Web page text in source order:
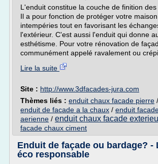
L'enduit constitue la couche de finition des
Il a pour fonction de protéger votre
intempéries tout en favorisant les
l'extérieur. C'est aussi l'enduit qui donne
esthétisme. Pour votre rénovation de
communément appelé ravalement ou
Lire la suite
Site : http://www.3dfacades-jura.com
Thèmes liés : enduit chaux facade pierre /
enduit de facade a la chaux / enduit
aerienne / enduit chaux facade
facade chaux ciment
Enduit de façade ou bardage? -
éco responsable